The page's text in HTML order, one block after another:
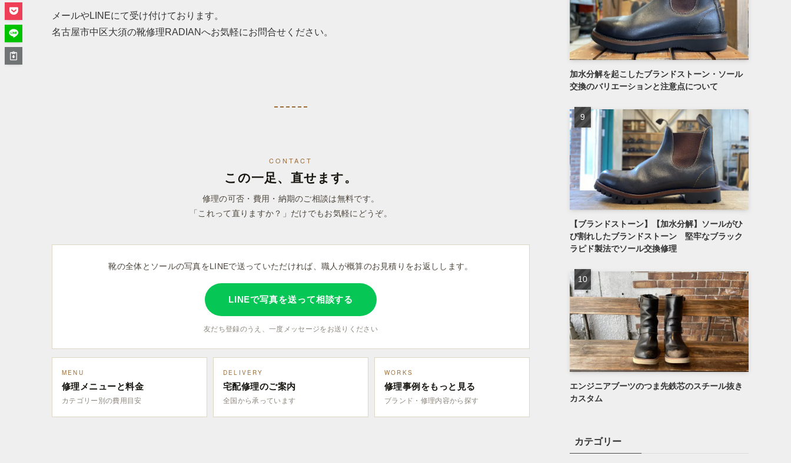
メールやLINEにて受け付けております。
名古屋市中区大須の靴修理RADIANへお気軽にお問合せください。
CONTACT
この一足、直せます。
修理の可否・費用・納期のご相談は無料です。
「これって直りますか？」だけでもお気軽にどうぞ。
靴の全体とソールの写真をLINEで送っていただければ、職人が概算のお見積りをお返しします。
LINEで写真を送って相談する
友だち登録のうえ、一度メッセージをお送りください
MENU
修理メニューと料金
カテゴリー別の費用目安
DELIVERY
宅配修理のご案内
全国から承っています
WORKS
修理事例をもっと見る
ブランド・修理内容から探す
加水分解を起こしたブランドストーン・ソール
交換のバリエーションと注意点について
【ブランドストーン】【加水分解】ソールがひ
び割れしたブランドストーン 堅牢なブラック
ラピド製法でソール交換修理
エンジニアブーツのつま先鉄芯のスチール抜き
カスタム
カテゴリー